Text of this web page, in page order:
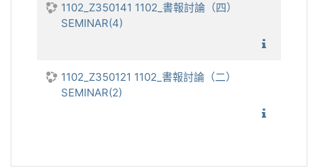
1102_Z350141 1102_書報討論（四）
SEMINAR(4)
1102_Z350121 1102_書報討論（二）
SEMINAR(2)